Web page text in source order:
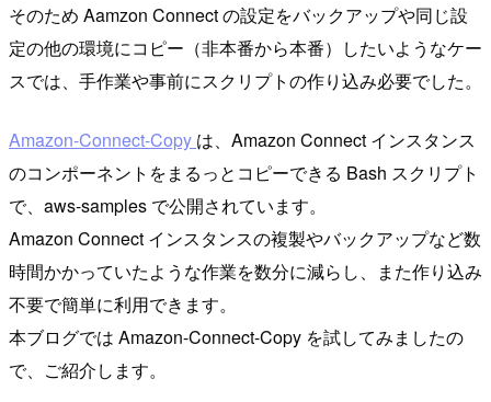
そのため Aamzon Connect の設定をバックアップや同じ設
定の他の環境にコピー（非本番から本番）したいようなケー
スでは、手作業や事前にスクリプトの作り込み必要でした。
Amazon-Connect-Copy は、Amazon Connect インスタンス
のコンポーネントをまるっとコピーできる Bash スクリプト
で、aws-samples で公開されています。
Amazon Connect インスタンスの複製やバックアップなど数
時間かかっていたような作業を数分に減らし、また作り込み
不要で簡単に利用できます。
本ブログでは Amazon-Connect-Copy を試してみましたの
で、ご紹介します。